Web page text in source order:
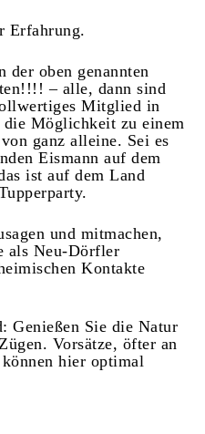
Erfahrung.
der oben genannten
– alle, dann sind
Mitglied in
Möglichkeit zu einem
ganz alleine. Sei es
Eismann auf dem
ist auf dem Land
und mitmachen,
als Neu-Dörfler
Kontakte
Genießen Sie die Natur
Vorsätze, öfter an
hier optimal